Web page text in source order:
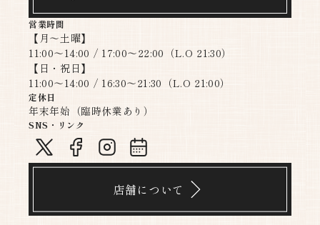
営業時間
【月〜土曜】
11:00～14:00 / 17:00～22:00（L.O 21:30）
【日・祝日】
11:00～14:00 / 16:30～21:30（L.O 21:00）​​​​​​​
定休日
年末年始（臨時休業あり）
SNS・リンク
店舗について